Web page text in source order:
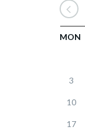
MON
3
10
17